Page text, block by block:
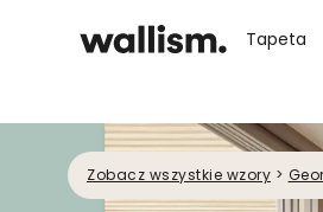
Tapeta
Zobacz wszystkie wzory >